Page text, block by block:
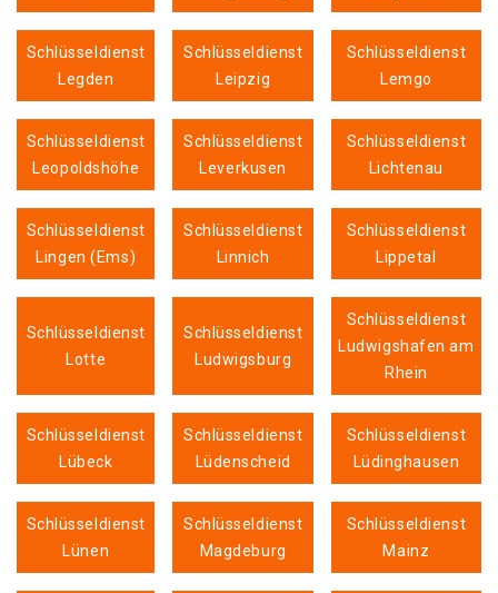
Schlüsseldienst
Legden
Schlüsseldienst
Leipzig
Schlüsseldienst
Lemgo
Schlüsseldienst
Leopoldshöhe
Schlüsseldienst
Leverkusen
Schlüsseldienst
Lichtenau
Schlüsseldienst
Lingen (Ems)
Schlüsseldienst
Linnich
Schlüsseldienst
Lippetal
Schlüsseldienst
Lotte
Schlüsseldienst
Ludwigsburg
Schlüsseldienst
Ludwigshafen am
Rhein
Schlüsseldienst
Lübeck
Schlüsseldienst
Lüdenscheid
Schlüsseldienst
Lüdinghausen
Schlüsseldienst
Lünen
Schlüsseldienst
Magdeburg
Schlüsseldienst
Mainz